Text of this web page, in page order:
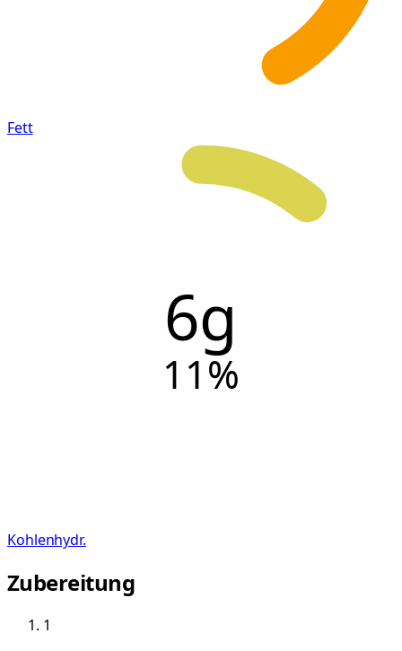
Fett
6g
11%
Kohlenhydr.
Zubereitung
1